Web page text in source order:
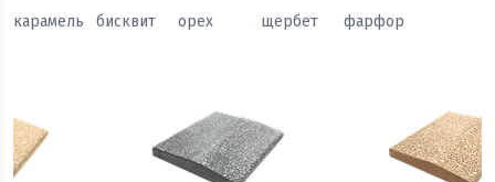
карамель бисквит орех щербет фарфор